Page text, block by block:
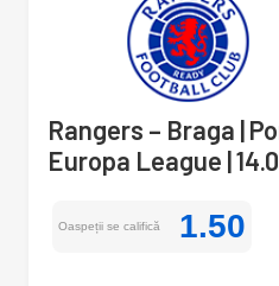
Rangers – Braga |
Europa League |
Oaspeții se califică 1.50